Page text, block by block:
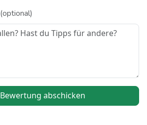
(optional)
Bewertung abschicken